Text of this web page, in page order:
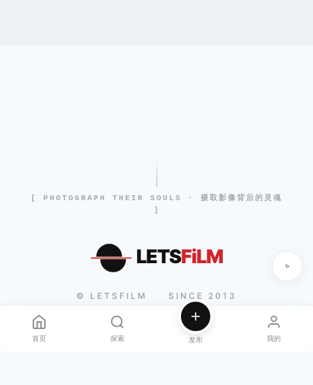
[ PHOTOGRAPH THEIR SOULS · 摄取影像背后的灵魂
]
LETSFiLM
© LETSFILM SINCE 2013
首页 探索 发布 我的